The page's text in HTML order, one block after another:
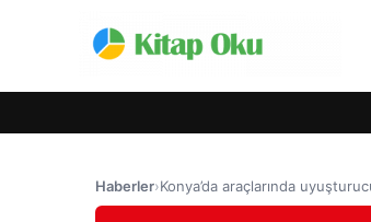
Haberler›Konya’da araçlarında